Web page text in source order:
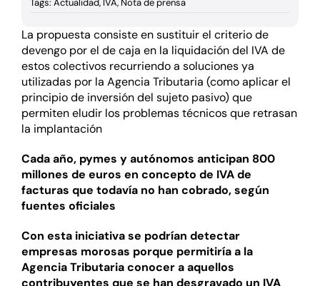
Tags: Actualidad, IVA, Nota de prensa
La propuesta consiste en sustituir el criterio de
devengo por el de caja en la liquidación del IVA de
estos colectivos recurriendo a soluciones ya
utilizadas por la Agencia Tributaria (como aplicar el
principio de inversión del sujeto pasivo) que
permiten eludir los problemas técnicos que retrasan
la implantación
Cada año, pymes y autónomos anticipan 800
millones de euros en concepto de IVA de
facturas que todavía no han cobrado, según
fuentes oficiales
Con esta iniciativa se podrían detectar
empresas morosas porque permitiría a la
Agencia Tributaria conocer a aquellos
contribuyentes que se han desgravado un IVA